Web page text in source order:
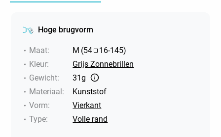
Hoge brugvorm
Maat: M (54 16-145)
Kleur:
Grijs Zonnebrillen
Gewicht:
31g
Materiaal:
Kunststof
Vorm:
Vierkant
Type: Volle rand